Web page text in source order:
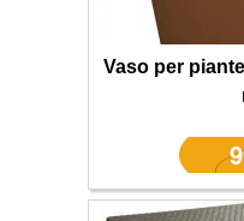
Vaso per